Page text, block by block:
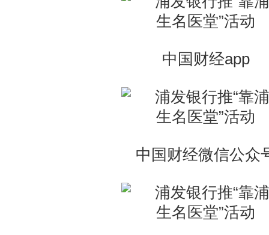
中国财经app
中国财经微信公众